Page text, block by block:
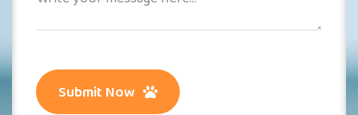
Submit Now